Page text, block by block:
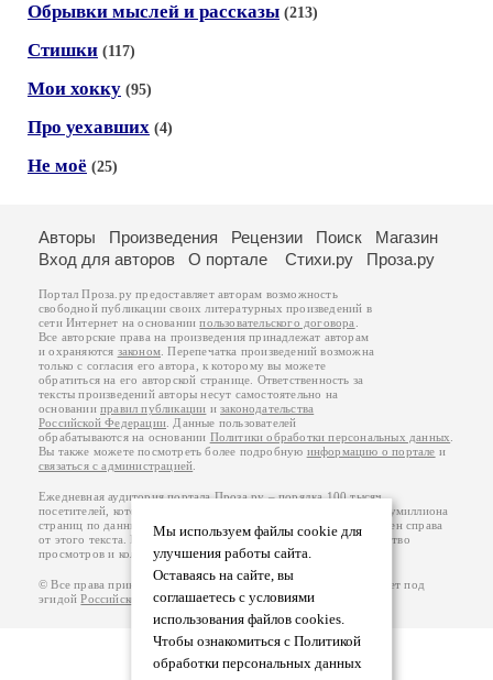
Обрывки мыслей и рассказы (213)
Стишки (117)
Мои хокку (95)
Про уехавших (4)
Не моё (25)
Мы используем файлы cookie для
улучшения работы сайта.
Оставаясь на сайте, вы
соглашаетесь с условиями
использования файлов cookies.
Чтобы ознакомиться с Политикой
обработки персональных данных
Авторы Произведения Рецензии Поиск
Магазин
Вход для авторов
О портале Стихи.ру Проза.ру
Портал Проза.ру предоставляет авторам возможность
свободной публикации своих литературных произведений в
сети Интернет на основаниипользовательского договора
Все авторские права на произведения принадлежат авторам
и охраняются законом . Перепечатка произведений возможна
только с согласия его автора, к которому вы можете
обратиться на его авторской странице. Ответственность за
тексты произведений авторы несут самостоятельно на
основанииправил публикации изаконодательства
Российской Федерации . Данные пользователей
обрабатываются на основании Политики обработки персональных данных
Вы также можете посмотреть более подробную информацию о портале и
связаться с администрацией
Ежедневная аудитория портала Проза.ру – порядка 100 тысяч
посетителей, которые в общей сумме просматривают более полумиллиона
страниц по данным счетчика посещаемости, который расположен справа
от этого текста. В каждой графе указано по две цифры: количество
просмотров и количество посетителей.
© Все права принадлежат авторам, 2000-2026. Портал работает под
эгидойРоссийского союза писателей.18+